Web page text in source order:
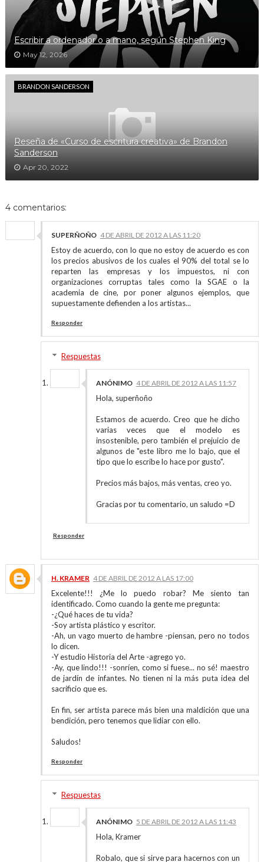
Escribir a ordenador o a mano, según Stephen King
May 12, 2026
BRANDON SANDERSON
Reseña de «Curso de escritura creativa» de Brandon
Sanderson
Apr 20, 2022
4 comentarios:
SUPERÑOÑO 4 DE ABRIL DE 2012 A LAS 11:20
Estoy de acuerdo, con lo que no estoy de acuerdo es con
los precios abusivos de los cuales el 90% del total se lo
reparten las empresas y los impuestos, ni con
organizaciones corruptas tales como la SGAE o la
academia de cine, por poner algunos ejemplos, que
supuestamente defienden a los artistas...
Responder
Respuestas
ANÓNIMO 4 DE ABRIL DE 2012 A LAS 11:57
Hola, superñoño
Estamos de acuerdo. Creo que he dicho
varias veces que el modelo es
insostenible, pero también el prejuicio de
algunos de "este libro me lo bajo, que el
tipo que lo escribe lo hace por gusto".
Precios más bajos, más ventas, creo yo.
Gracias por tu comentario, un saludo =D
Responder
H. KRAMER 4 DE ABRIL DE 2012 A LAS 17:00
Excelente!!! ¿Me lo puedo robar? Me siento tan
identificado. Como cuando la gente me pregunta:
-¿Qué haces de tu vida?
-Soy artista plástico y escritor.
-Ah, un vago muerto de hambre -piensan, pero no todos
lo dicen.
-Y estudio Historia del Arte -agrego yo.
-Ay, que lindo!!! -sonríen, como si fuese... no sé! maestro
de jardín de infantes. No tienen ni la más puta idea del
sacrificio que es.
En fin, ser artista parece más bien una maldición que una
bendición, pero tenemos que lidiar con ello.
Saludos!
Responder
Respuestas
ANÓNIMO 5 DE ABRIL DE 2012 A LAS 11:43
Hola, Kramer
Robalo, que si sirve para hacernos con un